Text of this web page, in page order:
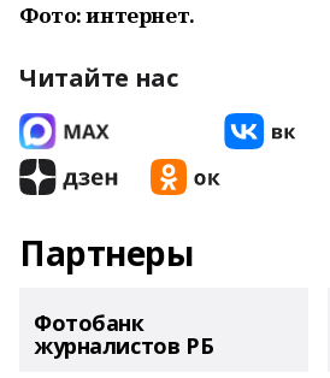
Фото: интернет.
Читайте нас
Партнеры
Фотобанк
журналистов РБ